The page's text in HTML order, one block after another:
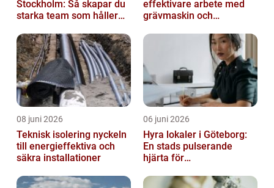
Stockholm: Så skapar du
starka team som håller
effektivare arbete med
grävmaskin och
08 juni 2026
Teknisk isolering nyckeln
till energieffektiva och
säkra installationer
06 juni 2026
Hyra lokaler i Göteborg:
En stads pulserande
hjärta för